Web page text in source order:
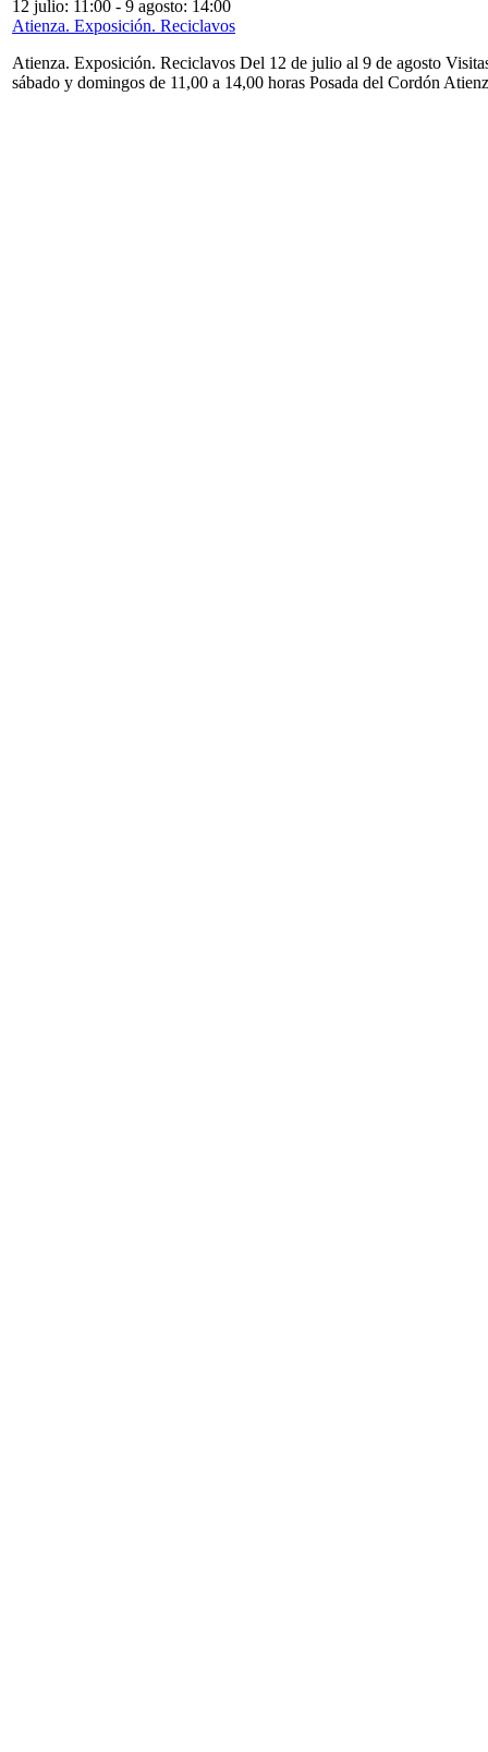
12 julio: 11:00 - 9 agosto: 14:00
Atienza. Exposición. Reciclavos
Atienza. Exposición. Reciclavos Del 12 de julio al 9 de agosto
sábado y domingos de 11,00 a 14,00 horas Posada del Cordón